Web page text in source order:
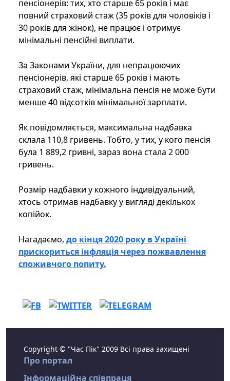
пенсіонерів: тих, хто старше 65 років і має
повний страховий стаж (35 років для чоловіків і
30 років для жінок), не працює і отримує
мінімальні пенсійні виплати.
За Законами України, для непрацюючих
пенсіонерів, які старше 65 років і мають
страховий стаж, мінімальна пенсія не може бути
менше 40 відсотків мінімальної зарплати.
Як повідомляється, максимальна надбавка
склала 110,8 гривень. Тобто, у тих, у кого пенсія
була 1 889,2 гривні, зараз вона стала 2 000
гривень.
Розмір надбавки у кожного індивідуальний,
хтось отримав надбавку у вигляді декількох
копійок.
Нагадаємо, до кінця 2020 року в Україні
прискориться інфляція через пожвавлення
споживчого попиту.
Copyright © "Час Пік" 2009 Всі права захищені
Про портал
Інформаційна співпраця